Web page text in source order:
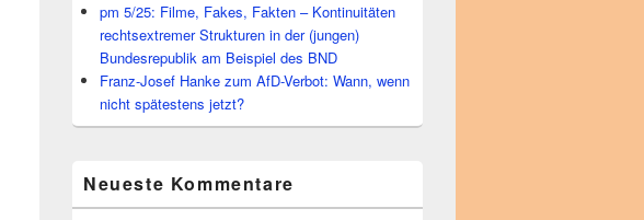
pm 5/25: Filme, Fakes, Fakten – Kontinuitäten
rechtsextremer Strukturen in der (jungen)
Bundesrepublik am Beispiel des BND
Franz-Josef Hanke zum AfD-Verbot: Wann, wenn
nicht spätestens jetzt?
Neueste Kommentare